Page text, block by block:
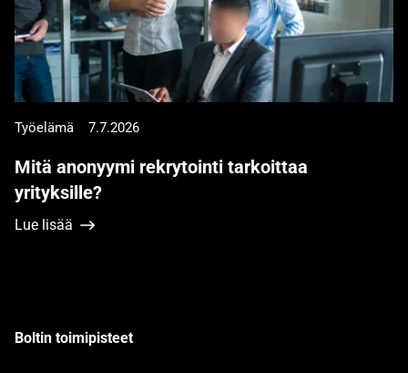
Työelämä 7.7.2026
Mitä anonyymi rekrytointi tarkoittaa
yrityksille?
Lue lisää
Boltin toimipisteet